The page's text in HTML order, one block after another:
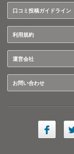
口コミ投稿ガイドライン
利用規約
運営会社
お問い合わせ